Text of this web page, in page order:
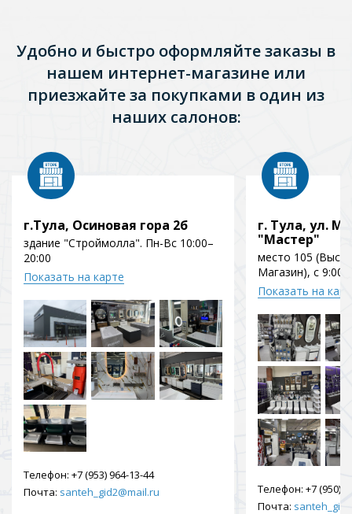
Удобно и быстро оформляйте заказы в
нашем интернет-магазине или
приезжайте за покупками в один из
наших салонов:
г.Тула, Осиновая гора 2б
здание "Строймолла". Пн-Вс 10:00–
20:00
Показать на карте
Телефон: +7 (953) 964-13-44
Почта: santeh_gid2@mail.ru
г. Тула, ул.
"Мастер"
место 105
Магазин), с 9:00
Показать на
Телефон: +7 (950)
Почта: